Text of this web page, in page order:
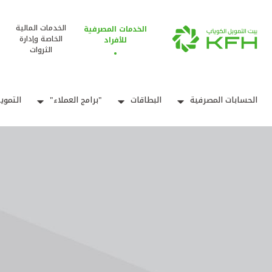
الخدمات المصرفية
للأفراد
الخدمات المالية
الخاصة وإدارة
الثروات
الحسابات المصرفية البطاقات "برامج العملاء"